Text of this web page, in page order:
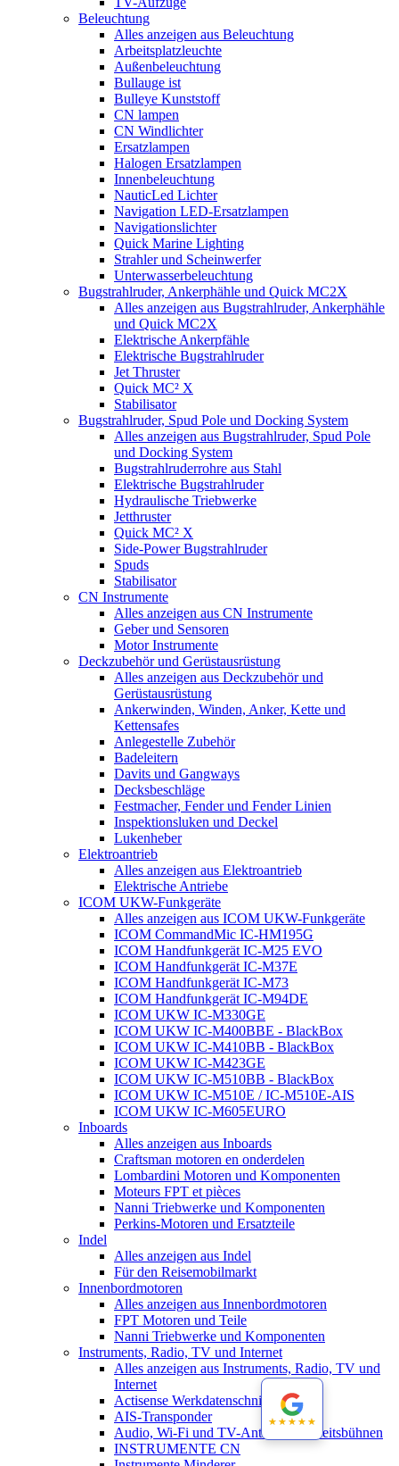
Beleuchtung
Alles anzeigen aus Beleuchtung
Arbeitsplatzleuchte
Außenbeleuchtung
Bullauge ist
Bulleye Kunststoff
CN lampen
CN Windlichter
Ersatzlampen
Halogen Ersatzlampen
Innenbeleuchtung
NauticLed Lichter
Navigation LED-Ersatzlampen
Navigationslichter
Quick Marine Lighting
Strahler und Scheinwerfer
Unterwasserbeleuchtung
Bugstrahlruder, Ankerphähle und Quick MC2X
Alles anzeigen aus Bugstrahlruder, Ankerphähle
und Quick MC2X
Elektrische Ankerpfähle
Elektrische Bugstrahlruder
Jet Thruster
Quick MC² X
Stabilisator
Bugstrahlruder, Spud Pole und Docking System
Alles anzeigen aus Bugstrahlruder, Spud Pole
und Docking System
Bugstrahlruderrohre aus Stahl
Elektrische Bugstrahlruder
Hydraulische Triebwerke
Jetthruster
Quick MC² X
Side-Power Bugstrahlruder
Spuds
Stabilisator
CN Instrumente
Alles anzeigen aus CN Instrumente
Geber und Sensoren
Motor Instrumente
Deckzubehör und Gerüstausrüstung
Alles anzeigen aus Deckzubehör und
Gerüstausrüstung
Ankerwinden, Winden, Anker, Kette und
Kettensafes
Anlegestelle Zubehör
Badeleitern
Davits und Gangways
Decksbeschläge
Festmacher, Fender und Fender Linien
Inspektionsluken und Deckel
Lukenheber
Elektroantrieb
Alles anzeigen aus Elektroantrieb
Elektrische Antriebe
ICOM UKW-Funkgeräte
Alles anzeigen aus ICOM UKW-Funkgeräte
ICOM CommandMic IC-HM195G
ICOM Handfunkgerät IC-M25 EVO
ICOM Handfunkgerät IC-M37E
ICOM Handfunkgerät IC-M73
ICOM Handfunkgerät IC-M94DE
ICOM UKW IC-M330GE
ICOM UKW IC-M400BBE - BlackBox
ICOM UKW IC-M410BB - BlackBox
ICOM UKW IC-M423GE
ICOM UKW IC-M510BB - BlackBox
ICOM UKW IC-M510E / IC-M510E-AIS
ICOM UKW IC-M605EURO
Inboards
Alles anzeigen aus Inboards
Craftsman motoren en onderdelen
Lombardini Motoren und Komponenten
Moteurs FPT et pièces
Nanni Triebwerke und Komponenten
Perkins-Motoren und Ersatzteile
Indel
Alles anzeigen aus Indel
Für den Reisemobilmarkt
Innenbordmotoren
Alles anzeigen aus Innenbordmotoren
FPT Motoren und Teile
Nanni Triebwerke und Komponenten
Instruments, Radio, TV und Internet
Alles anzeigen aus Instruments, Radio, TV und
Internet
Actisense Werkdatenschnitt
AIS-Transponder
Audio, Wi-Fi und TV-Antennen-Arbeitsbühnen
INSTRUMENTE CN
★★★★★
★★★★★